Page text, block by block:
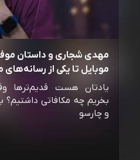
مهدی شجاری و داستان
موبایل تا یکی از رسانه‌‌های
یادتان هست قدیم‌ترها
بخریم چه مکافاتی داشتیم؟
و چارسو